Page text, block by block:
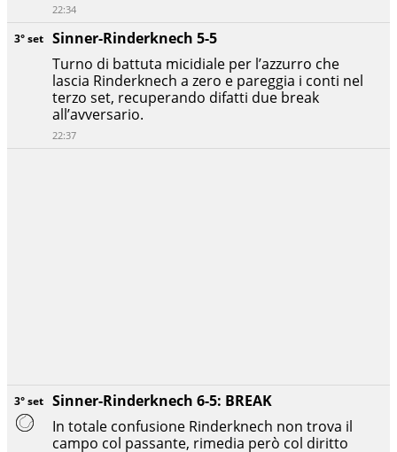
3° set Sinner-Rinderknech 6-5: BREAK
In totale confusione Rinderknech non trova il
campo col passante, rimedia però col diritto
3° set Sinner-Rinderknech 5-5
Turno di battuta micidiale per l’azzurro che
lascia Rinderknech a zero e pareggia i conti nel
terzo set, recuperando difatti due break
all’avversario.
22:37
22:34